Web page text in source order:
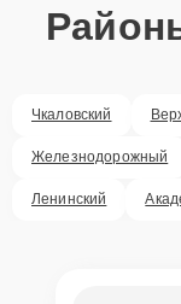
Чкаловский
Железнодорожный
Ленинский